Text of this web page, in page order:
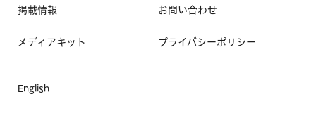
掲載情報
メディアキット
お問い合わせ
プライバシーポリシー
English